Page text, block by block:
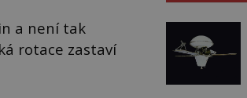
a není tak
rotace zastaví